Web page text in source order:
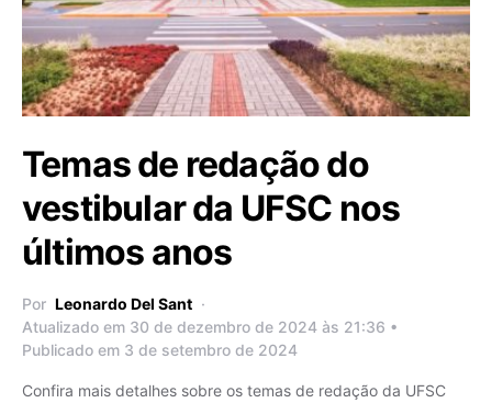
Temas de redação do
vestibular da UFSC nos
últimos anos
Por Leonardo Del Sant
Atualizado em 30 de dezembro de 2024 às 21:36 •
Publicado em 3 de setembro de 2024
Confira mais detalhes sobre os temas de redação da UFSC